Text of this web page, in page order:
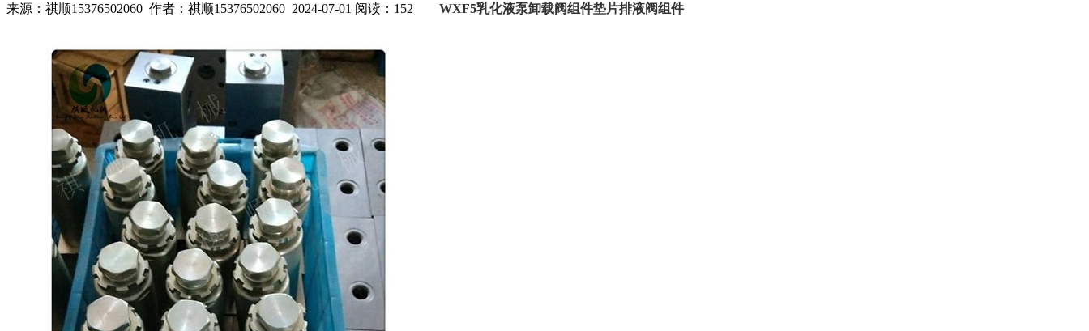
来源：祺顺15376502060 作者：祺顺15376502060 2024-07-01 阅读：152 WXF5乳化液泵卸载阀组件垫片排液阀组件